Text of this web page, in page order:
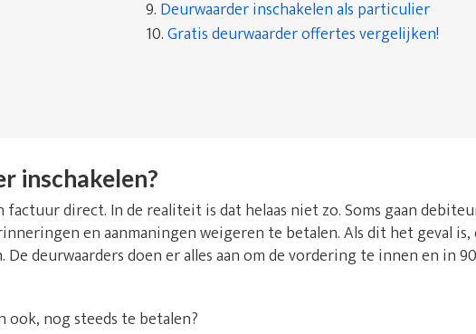
9. Deurwaarder inschakelen als particulier
10.Gratis deurwaarder offertes vergelijken!
inschakelen?
direct. In de realiteit is dat helaas niet zo. Soms gaan
en aanmaningen weigeren te betalen. Als dit het geval is,
deurwaarders doen er alles aan om de vordering te innen en in
ook, nog steeds te betalen?